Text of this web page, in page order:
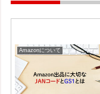
Amazonについて